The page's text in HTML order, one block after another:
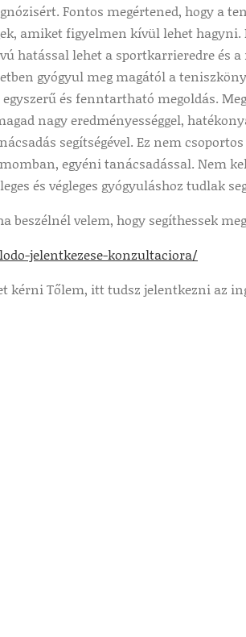
Fontos megértened, hogy a
amiket figyelmen kívül lehet
hatással lehet a sportkarrieredre és
gyógyul meg magától a
és fenntartható megoldás.
nagy eredményességgel,
segítségével. Ez nem
egyéni tanácsadással. Nem
és végleges gyógyuláshoz tudlak
beszélnél velem, hogy segíthessek
jelentkezese-konzultaciora/
kérni Tőlem, itt tudsz jelentkezni az